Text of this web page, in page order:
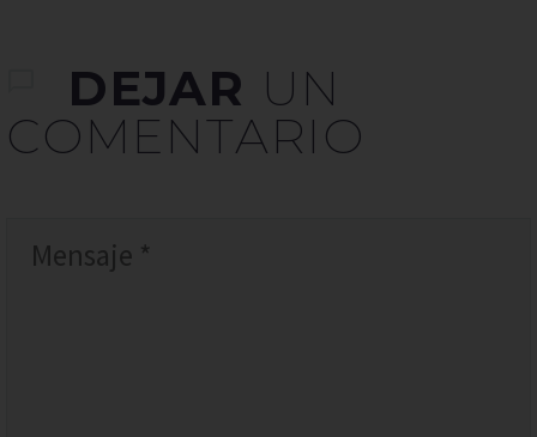
DEJAR UN
COMENTARIO